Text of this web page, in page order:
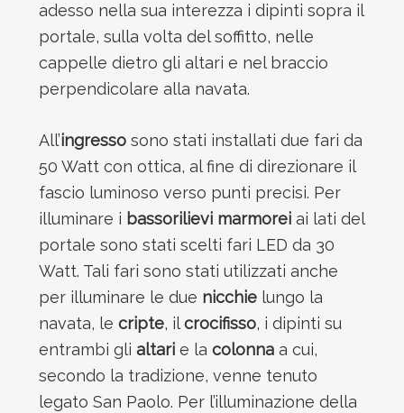
adesso nella sua interezza i dipinti sopra il
portale, sulla volta del soffitto, nelle
cappelle dietro gli altari e nel braccio
perpendicolare alla navata.
All’ingressosono stati installati due fari da
50 Watt con ottica, al fine di direzionare il
fascio luminoso verso punti precisi. Per
illuminare i bassorilievi marmoreiai lati del
portale sono stati scelti fari LED da 30
Watt. Tali fari sono stati utilizzati anche
per illuminare le due nicchielungo la
navata, le cripte, ilcrocifisso, i dipinti su
entrambi gli altarie la colonnaa cui,
secondo la tradizione, venne tenuto
legato San Paolo. Per l’illuminazione della